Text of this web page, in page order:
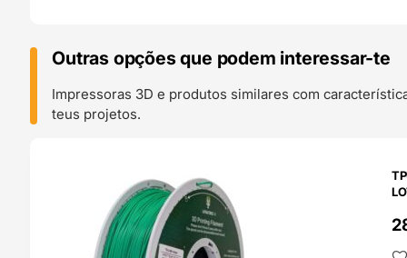
Outras opções que podem interessar-te
Impressoras 3D e produtos similares com
teus projetos.